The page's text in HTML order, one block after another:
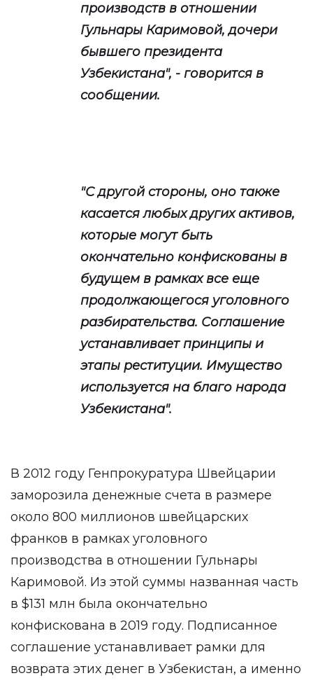
производств в отношении
Гульнары Каримовой, дочери
бывшего президента
Узбекистана", - говорится в
сообщении.
"С другой стороны, оно также
касается любых других активов,
которые могут быть
окончательно конфискованы в
будущем в рамках все еще
продолжающегося уголовного
разбирательства. Соглашение
устанавливает принципы и
этапы реституции. Имущество
используется на благо народа
Узбекистана".
В 2012 году Генпрокуратура Швейцарии
заморозила денежные счета в размере
около 800 миллионов швейцарских
франков в рамках уголовного
производства в отношении Гульнары
Каримовой. Из этой суммы названная часть
в $131 млн была окончательно
конфискована в 2019 году. Подписанное
соглашение устанавливает рамки для
возврата этих денег в Узбекистан, а именно